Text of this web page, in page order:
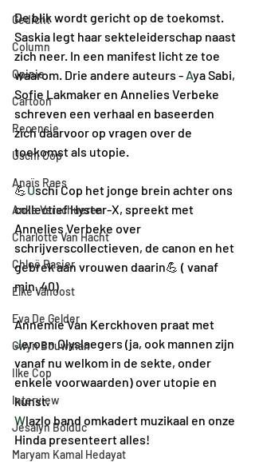
Gedicht
Column
Opinie
Cartoon
Recensie
Uschi Cop
Anaïs Raes
Anke Verschueren
Charlotte Van Hacht
Chloë Rasier
Elke Vanoost
Eva De Gelder
Gwyn Bouwman
Ilke Cop
Interview
Jesalyn Bolduc
Maryam Kamal Hedayat
De blik wordt gericht op de toekomst.
Saskia legt haar sekteleiderschap naast
zich neer. In een manifest licht ze toe
waarom. Drie andere auteurs - Aya Sabi,
Sofie Lakmaker en Annelies Verbeke
schreven een verhaal en baseerden
zich daarvoor op vragen over de
toekomst als utopie.
💪Uschi Cop het jonge brein achter ons
collectief Hyster-X, spreekt met
Annelies Verbeke over
schrijverscollectieven, de canon en het
gebrek aan vrouwen daarin💪 ( vanaf
min. 40)
Annemie Van Kerckhoven praat met
Jeroen Olyslaegers (ja, ook mannen zijn
vanaf nu welkom in de sekte, onder
enkele voorwaarden) over utopie en
kunst.
Wlazlo band omkadert muzikaal en onze
Hinda presenteert alles!